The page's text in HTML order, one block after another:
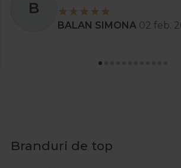
B
BALAN SIMONA 02 feb.
Branduri de top